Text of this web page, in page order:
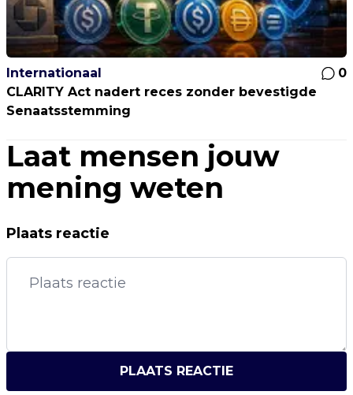
Internationaal
0
CLARITY Act nadert reces zonder bevestigde
Senaatsstemming
Laat mensen jouw
mening weten
Plaats reactie
PLAATS REACTIE